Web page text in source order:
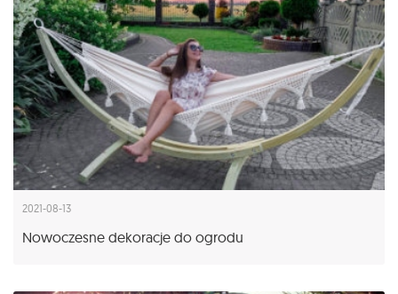
2021-08-13
Nowoczesne dekoracje do ogrodu